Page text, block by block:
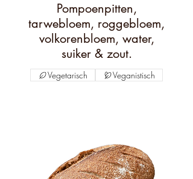
Pompoenpitten,
tarwebloem, roggebloem,
volkorenbloem, water,
suiker & zout.
Vegetarisch Veganistisch